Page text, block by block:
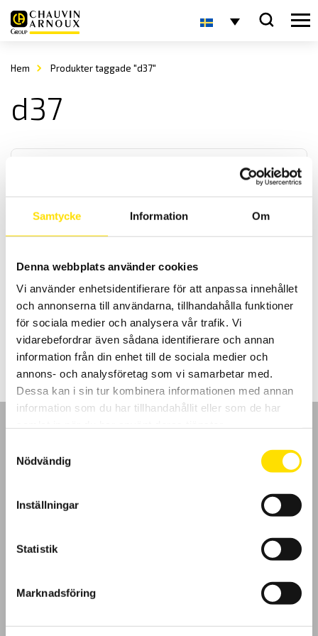
Samtycke Information Om
Denna webbplats använder cookies
Vi använder enhetsidentifierare för att anpassa innehållet
och annonserna till användarna, tillhandahålla funktioner
för sociala medier och analysera vår trafik. Vi
vidarebefordrar även sådana identifierare och annan
information från din enhet till de sociala medier och
annons- och analysföretag som vi samarbetar med.
Dessa kan i sin tur kombinera informationen med annan
information som du har tillhandahållit eller som de har
Nödvändig
Inställningar
Statistik
Marknadsföring
Hem Produkter taggade "d37"
d37
mycket låg fasvridning samt med ett brett frekvensband fås
5,795.00 kr –9,940.00krPrisintervall:
5,795.00 kr
9,940.00 kr
LÄS MER
Kundundersökning